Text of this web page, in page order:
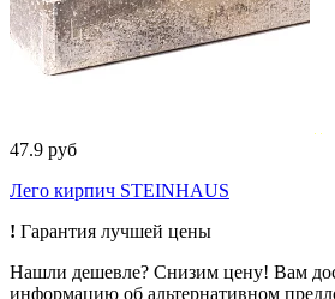
47.9 руб
Лего кирпич STEINHAUS
! Гарантия лучшей цены
Нашли дешевле? Снизим цену! Вам
информацию об альтернативном